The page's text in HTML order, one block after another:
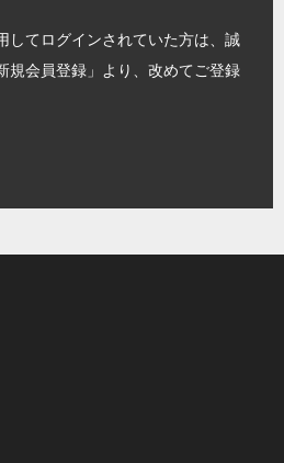
してログインされていた方は、誠
規会員登録」より、改めてご登録